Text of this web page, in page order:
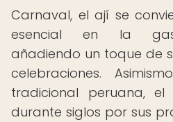
Carnaval, el ají se
esencial en la
añadiendo un toque de
celebraciones.
tradicional peruana,
durante siglos por sus